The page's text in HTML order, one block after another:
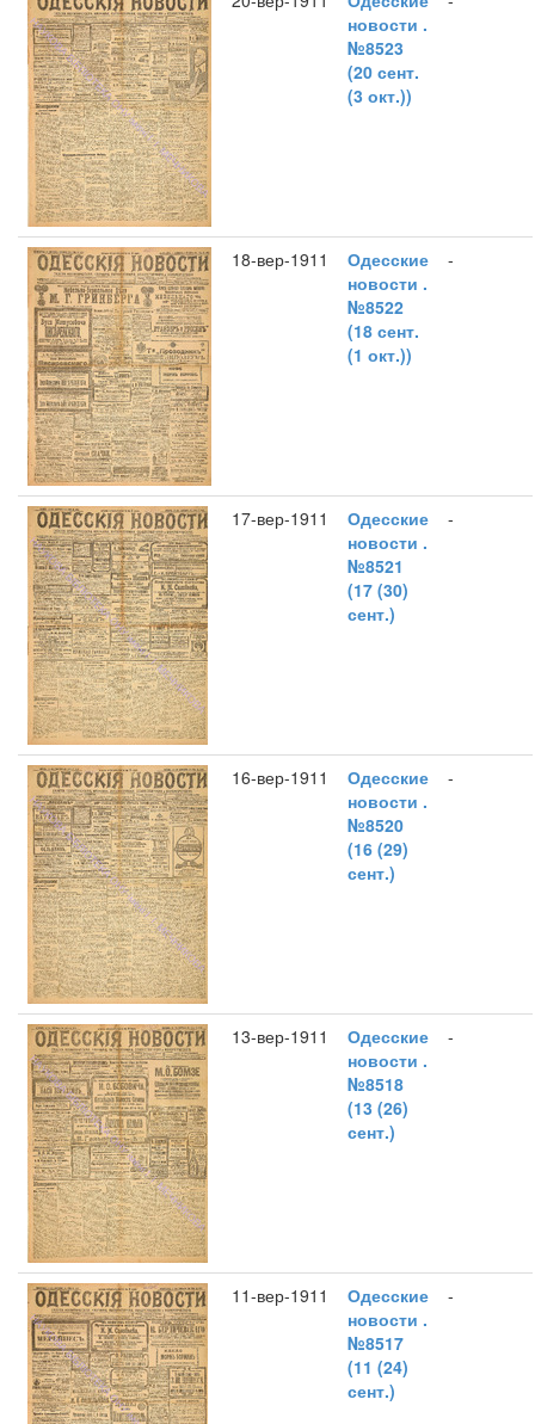
новости .
№8523
(20 сент.
(3 окт.))
18-вер-1911
Одесские
новости .
№8522
(18 сент.
(1 окт.))
-
17-вер-1911
Одесские
новости .
№8521
(17 (30)
сент.)
-
16-вер-1911
Одесские
новости .
№8520
(16 (29)
сент.)
-
13-вер-1911
Одесские
новости .
№8518
(13 (26)
сент.)
-
11-вер-1911
Одесские
новости .
№8517
(11 (24)
сент.)
-